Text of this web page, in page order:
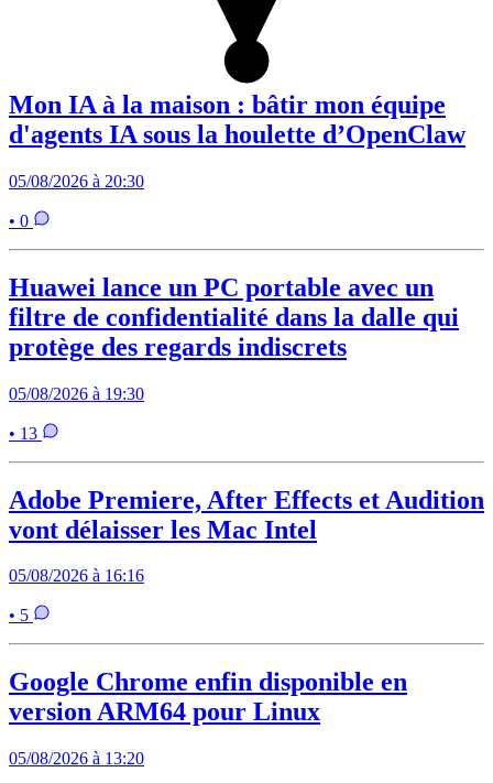
Mon IA à la maison : bâtir mon équipe
d'agents IA sous la houlette d’OpenClaw
05/08/2026 à 20:30
• 0
Huawei lance un PC portable avec un
filtre de confidentialité dans la dalle qui
protège des regards indiscrets
05/08/2026 à 19:30
• 13
Adobe Premiere, After Effects et Audition
vont délaisser les Mac Intel
05/08/2026 à 16:16
• 5
Google Chrome enfin disponible en
version ARM64 pour Linux
05/08/2026 à 13:20